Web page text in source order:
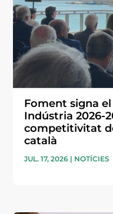
Foment signa
Indústria 2026-
competitivitat
català
JUL. 17, 2026 | NOTÍCIES